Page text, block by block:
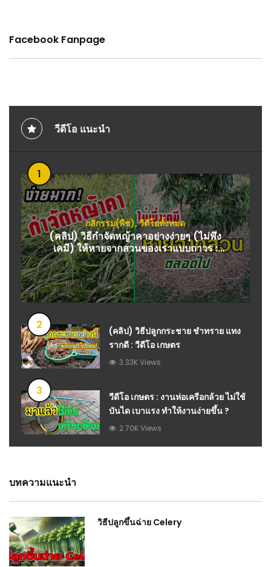
Facebook Fanpage
วีดีโอ แนะนำ
1
กสิกรรม(พืช),วีดีโอทั้งหมด
(คลิป) วิธีกำจัดหญ้าคาอย่างง่ายๆ (ไม่พึ่ง
เคมี) ให้หายจากสวนของเราแบบถาวร :
วีดีโอ เกษตร
2
(คลิป) วิธีปลูกกระชาย ชำทราย แทง
รากดี : วีดีโอ เกษตร
3.33K Views
3
วีดีโอ เกษตร : งานห่อเครือกล้วย ไม่ใช้
บันได เบาแรง ทำให้งานง่ายขึ้น ?
2.70K Views
บทความแนะนำ
วิธีปลูกขึ้นฉ่าย Celery